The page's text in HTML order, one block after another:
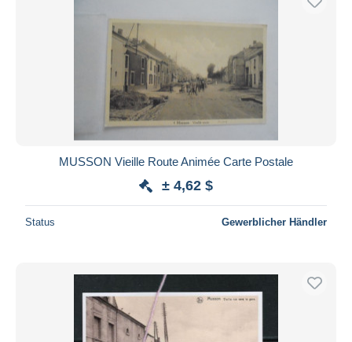
MUSSON Vieille Route Animée Carte Postale
± 4,62 $
Status Gewerblicher Händler